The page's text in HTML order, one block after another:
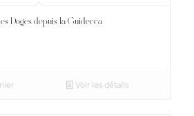
Doges depuis la Guidecca
Voir les détails